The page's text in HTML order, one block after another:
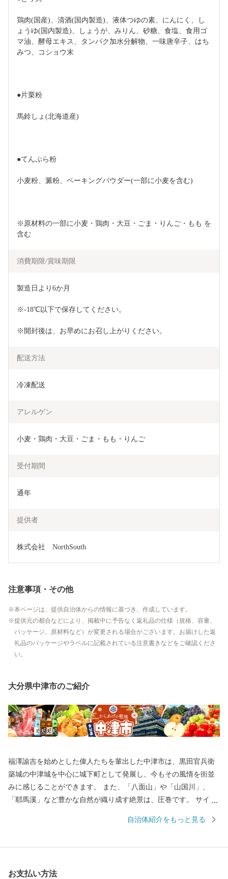
鶏肉(国産)、清酒(国内製造)、液体つゆの素、にんにく、し
ょうゆ(国内製造)、しょうが、みりん、砂糖、食塩、食用ゴ
マ油、酵母エキス、タンパク加水分解物、一味唐辛子、はち
みつ、コショウ末
●片栗粉
馬鈴しょ(北海道産)
●てんぷら粉
小麦粉、澱粉、ベーキングパウダー(一部に小麦を含む)
※原材料の一部に小麦・鶏肉・大豆・ごま・りんご・もも を
含む
消費期限/賞味期限
製造日より6か月
※-18℃以下で保存してください。
※開封後は、お早めにお召し上がりください。
配送方法
冷凍配送
アレルゲン
小麦・鶏肉・大豆・ごま・もも・りんご
受付期間
通年
提供者
株式会社　NorthSouth
注意事項・その他
本ページは、提供自治体からの情報に基づき、作成しています。
提供元の都合などにより、掲載中に予告なく返礼品の仕様（規格、容量、
パッケージ、原材料など）が変更される場合がございます。お届けした返
礼品のパッケージやラベルに記載されている注意書きなどをご確認くださ
い。
大分県中津市のご紹介
福澤諭吉を始めとした偉人たちを輩出した中津市は、黒田官兵衛
築城の中津城を中心に城下町として発展し、今もその風情を街並
みに感じることができます。 また、「八面山」や「山国川」、
「耶馬溪」など豊かな自然が織り成す絶景は、圧巻です。 サイク
す。 もちろん、市内には温泉スポットも点在しており、‘おんせん
自治体紹介をもっと見る
お支払い方法